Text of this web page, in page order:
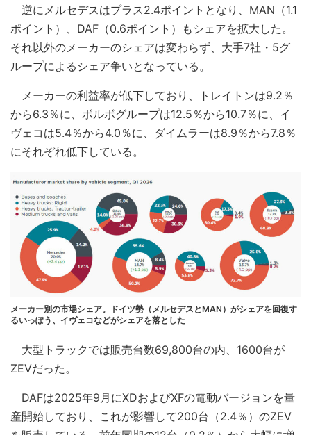
逆にメルセデスはプラス2.4ポイントとなり、MAN（1.1
ポイント）、DAF（0.6ポイント）もシェアを拡大した。
それ以外のメーカーのシェアは変わらず、大手7社・5グ
ループによるシェア争いとなっている。
メーカーの利益率が低下しており、トレイトンは9.2％
から6.3％に、ボルボグループは12.5％から10.7％に、イ
ヴェコは5.4％から4.0％に、ダイムラーは8.9％から7.8％
にそれぞれ低下している。
メーカー別の市場シェア。ドイツ勢（メルセデスとMAN）がシェアを回復す
るいっぽう、イヴェコなどがシェアを落とした
大型トラックでは販売台数69,800台の内、1600台が
ZEVだった。
DAFは2025年9月にXDおよびXFの電動バージョンを量
産開始しており、これが影響して200台（2.4％）のZEV